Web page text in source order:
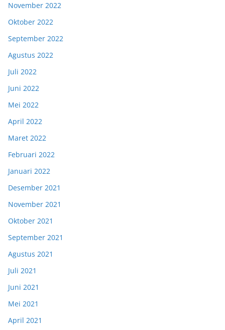
November 2022
Oktober 2022
September 2022
Agustus 2022
Juli 2022
Juni 2022
Mei 2022
April 2022
Maret 2022
Februari 2022
Januari 2022
Desember 2021
November 2021
Oktober 2021
September 2021
Agustus 2021
Juli 2021
Juni 2021
Mei 2021
April 2021